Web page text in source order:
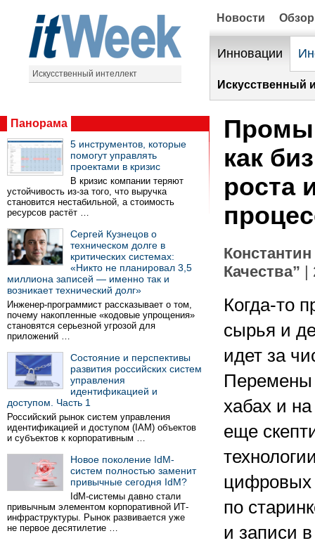
Искусственный интеллект
Новости
Инновации
Искусственный
Панорама
5 инструментов, которые
помогут управлять
проектами в кризис
В кризис компании теряют
устойчивость из-за того, что выручка
становится нестабильной, а стоимость
ресурсов растёт …
Сергей Кузнецов о
техническом долге в
критических системах:
«Никто не планировал 3,5
миллиона записей — именно так и
возникает технический долг»
Инженер-программист рассказывает о том,
почему накопленные «кодовые упрощения»
становятся серьезной угрозой для
приложений …
Состояние и перспективы
развития российских систем
управления
идентификацией и
доступом. Часть 1
Российский рынок систем управления
идентификацией и доступом (IAM) объектов
и субъектов к корпоративным …
Новое поколение IdM-
систем полностью заменит
привычные сегодня IdM?
IdM-системы давно стали
привычным элементом корпоративной ИТ-
инфраструктуры. Рынок развивается уже
не первое десятилетие …
как
роста
Качества” |
Когда-то
сырья и
идет за
Перемены
хабах и
еще
цифровых
по
и записи